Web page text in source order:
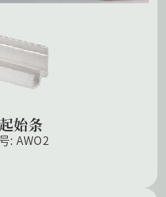
始条
: AWO2